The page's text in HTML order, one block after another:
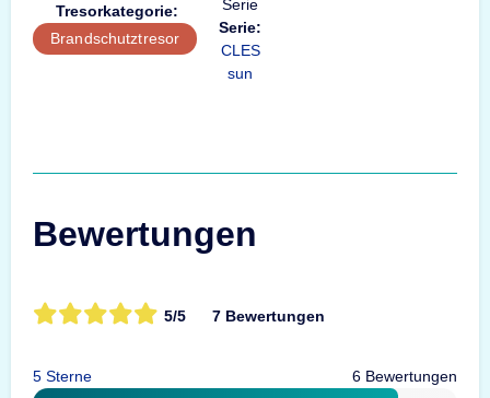
Tresorkategorie:
Brandschutztresor
Serie:
CLES
sun
Bewertungen
5/5 7 Bewertungen
5 Sterne 6 Bewertungen